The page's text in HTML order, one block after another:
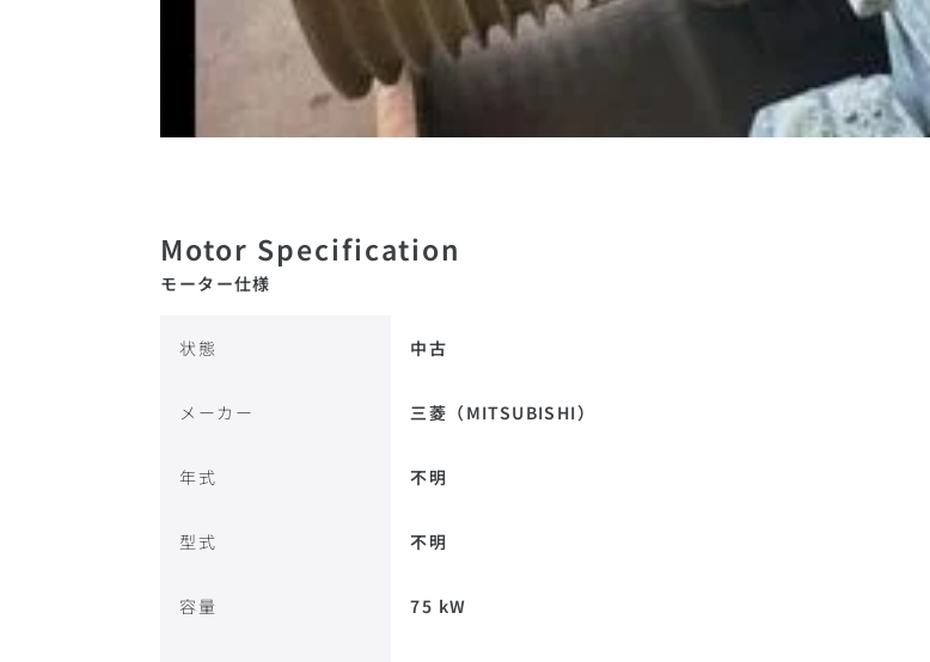
モーター仕様
状態 中古
メーカー 三菱（MITSUBISHI）
年式 不明
型式 不明
容量 75 kW